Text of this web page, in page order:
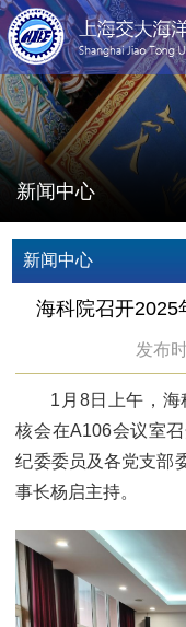
新闻中心
新闻中心
海科院召开2025
发布
1月8日上午，
核会在A106会议室
纪委委员及各党支部
事长杨启主持。